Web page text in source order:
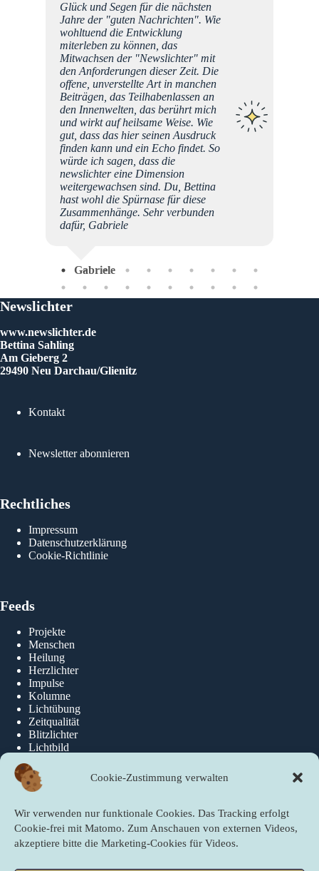
Cookie-Zustimmung verwalten
Wir verwenden nur funktionale Cookies. Das Tracking erfolgt
Cookie-frei mit Matomo. Zum Anschauen von externen Videos,
akzeptiere bitte die Marketing-Cookies für Videos.
Glück und Segen für die nächsten
Jahre der "guten Nachrichten". Wie
wohltuend die Entwicklung
miterleben zu können, das
Mitwachsen der "Newslichter" mit
den Anforderungen dieser Zeit. Die
offene, unverstellte Art in manchen
Beiträgen, das Teilhabenlassen an
den Innenwelten, das berührt mich
und wirkt auf heilsame Weise. Wie
gut, dass das hier seinen Ausdruck
finden kann und ein Echo findet. So
würde ich sagen, dass die
newslichter eine Dimension
weitergewachsen sind. Du, Bettina
hast wohl die Spürnase für diese
Zusammenhänge. Sehr verbunden
dafür, Gabriele
Gabriele
Newslichter
www.newslichter.de
Bettina Sahling
Am Gieberg 2
29490 Neu Darchau/Glienitz
Kontakt
Newsletter abonnieren
Rechtliches
Impressum
Datenschutzerklärung
Cookie-Richtlinie
Feeds
Projekte
Menschen
Heilung
Herzlichter
Impulse
Kolumne
Lichtübung
Zeitqualität
Blitzlichter
Lichtbild
Über Uns
Quicklinks